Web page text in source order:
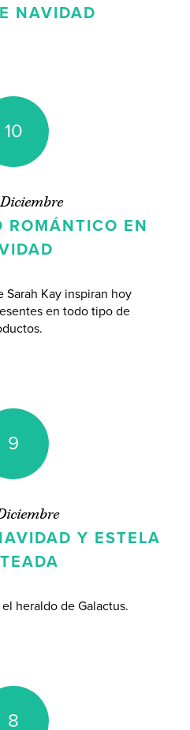
NAVIDAD
10
ROMÁNTICO EN
Sarah Kay inspiran hoy
en todo tipo de
9
Y ESTELA
heraldo de Galactus.
8